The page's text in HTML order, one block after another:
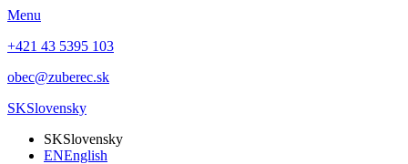
Menu
+421 43 5395 103
obec@zuberec.sk
SKSlovensky
SKSlovensky
ENEnglish